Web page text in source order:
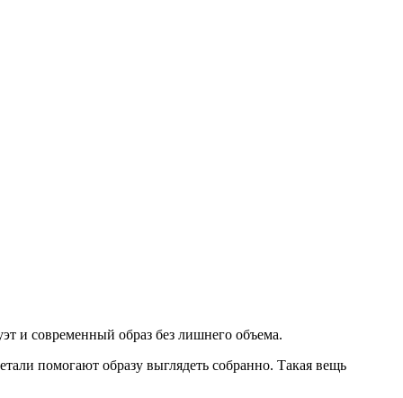
и современный образ без лишнего объема.
помогают образу выглядеть собранно. Такая вещь